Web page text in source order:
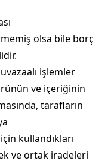
olsa bile borç
işlemler
ve içeriğinin
tarafların
kullandıkları
ve ortak iradeleri